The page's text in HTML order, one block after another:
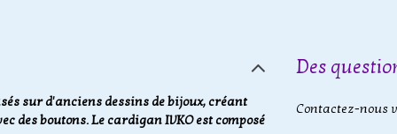
sur d'anciens dessins de bijoux, créant
des boutons. Le cardigan IVKO est composé
Des
Contactez-nous